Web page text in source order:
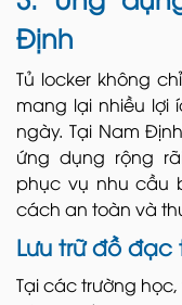
Định
Tủ locker không
mang lại nhiều lợi
ngày. Tại Nam
ứng dụng rộng
phục vụ nhu cầu
cách an toàn và
Lưu trữ đồ
Tại các trường